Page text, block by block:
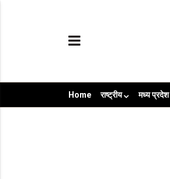
Home राष्ट्रीय मध्य प्रदेश